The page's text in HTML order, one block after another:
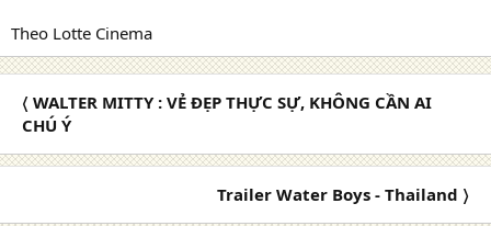
Theo Lotte Cinema
〈 WALTER MITTY : VẺ ĐẸP THỰC SỰ, KHÔNG CẦN AI
CHÚ Ý
Trailer Water Boys - Thailand 〉